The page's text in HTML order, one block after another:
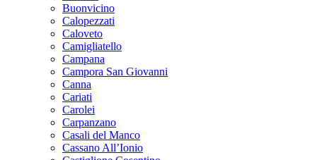
Buonvicino
Calopezzati
Caloveto
Camigliatello
Campana
Campora San Giovanni
Canna
Cariati
Carolei
Carpanzano
Casali del Manco
Cassano All’Ionio